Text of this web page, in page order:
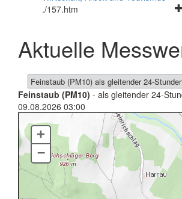
./157.htm
Aktuelle
Feinstaub (PM10) - als gleitender 24-
09.08.2026 03:00
+
–